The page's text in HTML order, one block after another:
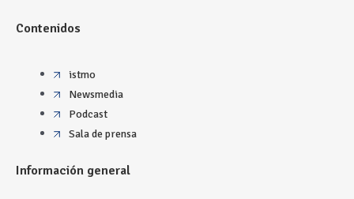
Contenidos
istmo
Newsmedia
Podcast
Sala de prensa
Información general